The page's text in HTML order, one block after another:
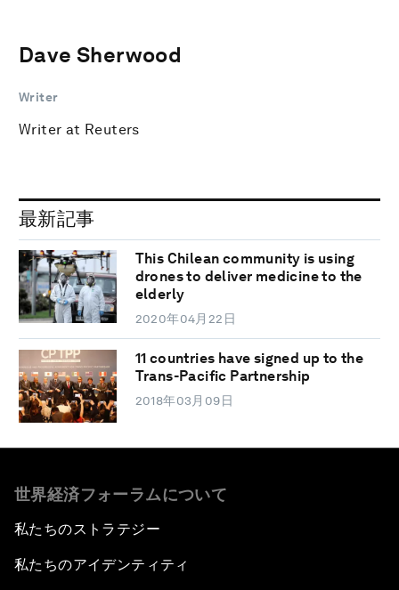
Dave Sherwood
Writer
Writer at Reuters
最新記事
This Chilean community is using
drones to deliver medicine to the
elderly
2020年04月22日
11 countries have signed up to the
Trans-Pacific Partnership
2018年03月09日
世界経済フォーラムについて
私たちのストラテジー
私たちのアイデンティティ